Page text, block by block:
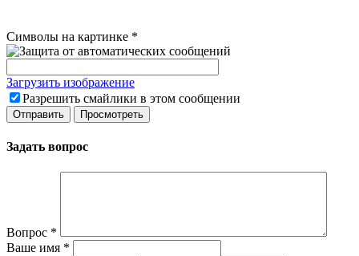
Символы на картинке *
Загрузить изображение
Разрешить смайлики в этом сообщении
Задать вопрос
Вопрос *
Ваше имя *